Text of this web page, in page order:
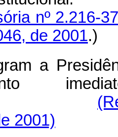
nº 2.216-
de 2001.)
a
2001)